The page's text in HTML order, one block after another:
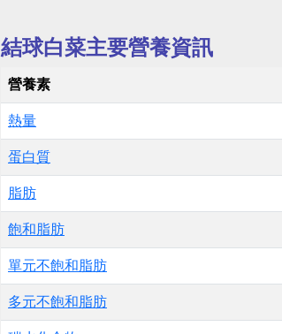
結球白菜主要營養資訊
營養素
熱量
蛋白質
脂肪
飽和脂肪
單元不飽和脂肪
多元不飽和脂肪